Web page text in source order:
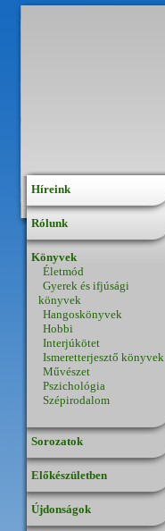
Híreink
Rólunk
Könyvek
Életmód
Gyerek és ifjúsági
könyvek
Hangoskönyvek
Hobbi
Interjúkötet
Ismeretterjesztő könyvek
Művészet
Pszichológia
Szépirodalom
Sorozatok
Előkészületben
Újdonságok